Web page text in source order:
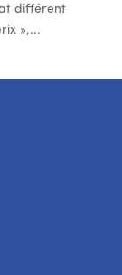
différent
»,...